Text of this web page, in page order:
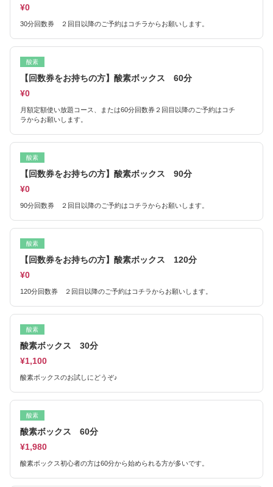
¥0
30分回数券 ２回目以降のご予約はコチラからお願いします。
酸素
【回数券をお持ちの方】酸素ボックス 60分
¥0
月額定額使い放題コース、または60分回数券２回目以降のご予約はコチ
ラからお願いします。
酸素
【回数券をお持ちの方】酸素ボックス 90分
¥0
90分回数券 ２回目以降のご予約はコチラからお願いします。
酸素
【回数券をお持ちの方】酸素ボックス 120分
¥0
120分回数券 ２回目以降のご予約はコチラからお願いします。
酸素
酸素ボックス 30分
¥1,100
酸素ボックスのお試しにどうぞ♪
酸素
酸素ボックス 60分
¥1,980
酸素ボックス初心者の方は60分から始められる方が多いです。